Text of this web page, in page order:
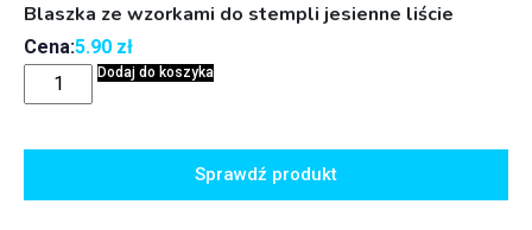
Blaszka ze wzorkami do stempli jesienne liście
Cena:5.90 zł
Dodaj do koszyka
Sprawdź produkt